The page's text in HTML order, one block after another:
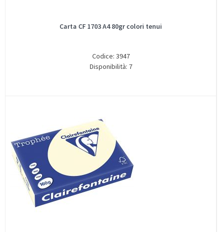
Carta CF 1703 A4 80gr colori tenui
Codice: 3947
Disponibilità: 7